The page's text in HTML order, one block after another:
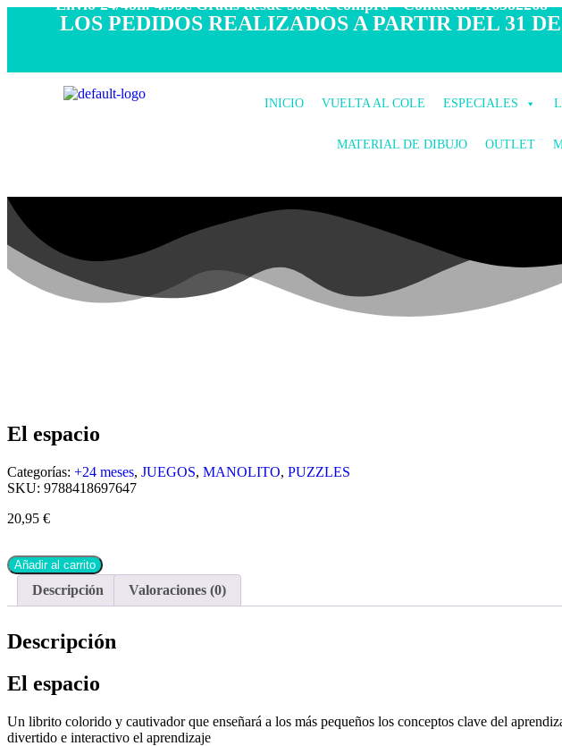
- Envío 24/48h. 4.99€ Gratis desde 50€ de compra - Contacto:
LOS PEDIDOS REALIZADOS A PARTIR DEL 31
INICIO VUELTA AL COLE ESPECIALES
MATERIAL DE DIBUJO OUTLET
El espacio
Categorías: +24 meses, JUEGOS, MANOLITO, PUZZLES
SKU: 9788418697647
20,95 €
Añadir al carrito
Descripción Valoraciones (0)
Descripción
El espacio
Un librito colorido y cautivador que enseñará a los más pequeños los conceptos clave del
divertido e interactivo el aprendizaje